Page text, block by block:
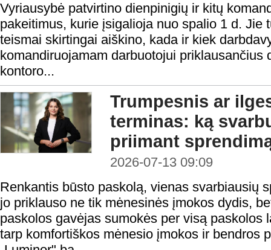
Vyriausybė patvirtino dienpinigių ir kitų
pakeitimus, kurie įsigalioja nuo spalio 1 d. Jie
teismai skirtingai aiškino, kada ir kiek
komandiruojamam darbuotojui priklausančius
kontoro...
Trumpesnis ar
terminas: ką
priimant
2026-07-13 09:09
Renkantis būsto paskolą, vienas svarbiausių
jo priklauso ne tik mėnesinės įmokos dydis,
paskolos gavėjas sumokės per visą paskolos
tarp komfortiškos mėnesio įmokos ir bendros